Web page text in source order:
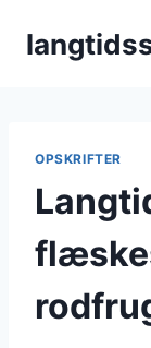
OPSKRIFTER